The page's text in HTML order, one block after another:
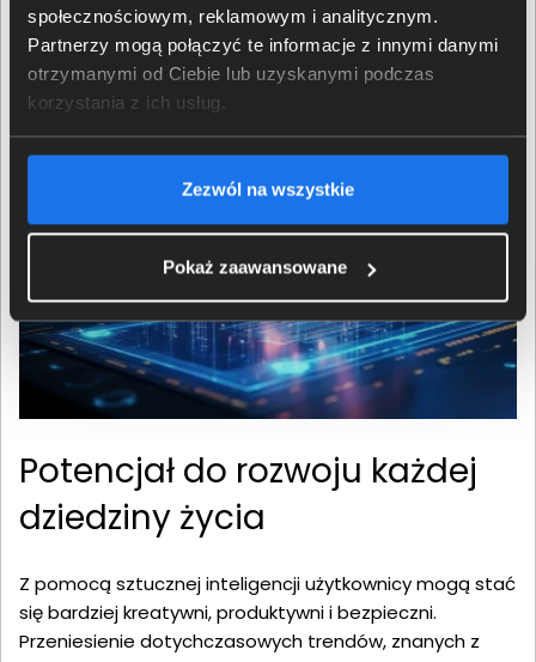
społecznościowym, reklamowym i analitycznym.
Partnerzy mogą połączyć te informacje z innymi danymi
otrzymanymi od Ciebie lub uzyskanymi podczas
korzystania z ich usług.
Zezwól na wszystkie
Pokaż zaawansowane
nie pobiera dużych ilości energii. Przekłada się to na kilka
zalet, jak oszczędność energii przy pracy mobilnej,
zmniejszona emisja ciepła oraz większa wydajność
komputera.
Potencjał do rozwoju każdej
dziedziny życia
Z pomocą sztucznej inteligencji użytkownicy mogą stać
się bardziej kreatywni, produktywni i bezpieczni.
Przeniesienie dotychczasowych trendów, znanych z